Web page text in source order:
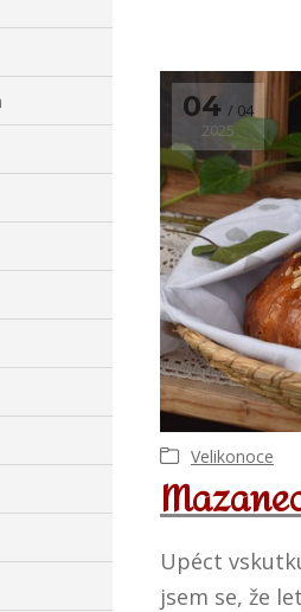
04
04
2025
Velikonoce
Upéct
jsem se, že